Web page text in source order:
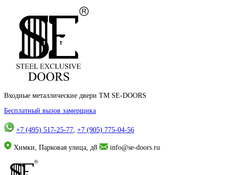
Входные металлические двери TM SE-DOORS
Бесплатный вызов замерщика
+7 (495) 517-25-77, +7 (905) 775-04-56
Химки, Парковая улица, д8 info@se-doors.ru